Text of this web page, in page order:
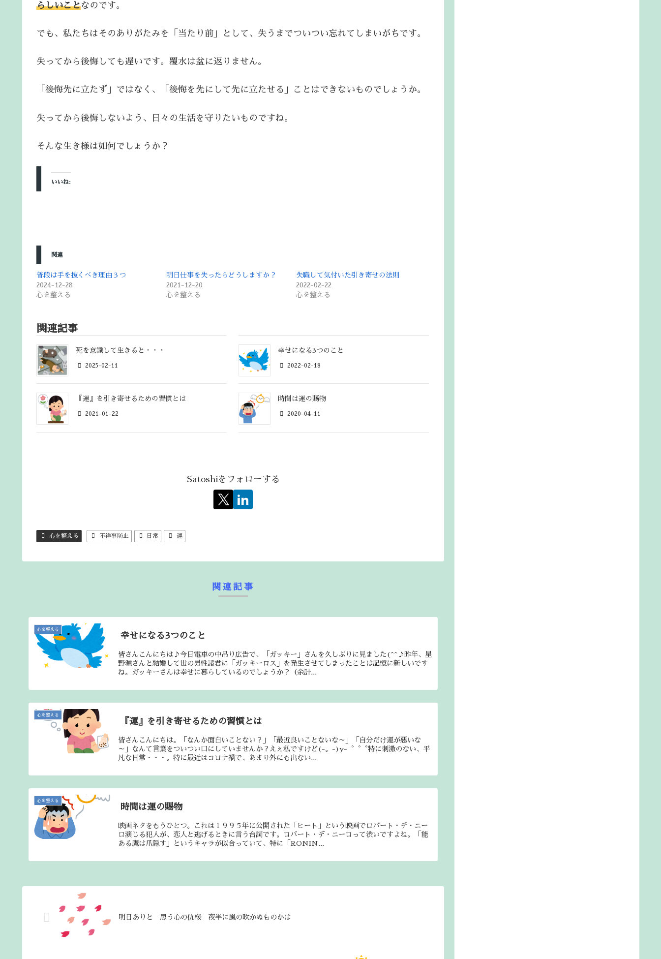
らしいことなのです。
でも、私たちはそのありがたみを「当たり前」として、失うまでついつい忘れてしまいがちです。
失ってから後悔しても遅いです。覆水は盆に返りません。
「後悔先に立たず」ではなく、「後悔を先にして先に立たせる」ことはできないものでしょうか。
失ってから後悔しないよう、日々の生活を守りたいものですね。
そんな生き様は如何でしょうか？
いいね:
関連
普段は手を抜くべき理由３つ
2024-12-28
心を整える
明日仕事を失ったらどうしますか？
2021-12-20
心を整える
失職して気付いた引き寄せの法則
2022-02-22
心を整える
関連記事
死を意識して生きると・・・
2025-02-11
幸せになる3つのこと
2022-02-18
『運』を引き寄せるための習慣とは
2021-01-22
時間は運の賜物
2020-04-11
Satoshiをフォローする
心を整える 不祥事防止 日常 運
関連記事
心を整える
幸せになる3つのこと
皆さんこんにちは♪今日電車の中吊り広告で、「ガッキー」さんを久しぶりに見ました(^^♪昨年、星
野源さんと結婚して世の男性諸君に「ガッキーロス」を発生させてしまったことは記憶に新しいです
ね。ガッキーさんは幸せに暮らしているのでしょうか？（余計...
心を整える
『運』を引き寄せるための習慣とは
皆さんこんにちは。「なんか面白いことない？」「最近良いことないな～」「自分だけ運が悪いな
～」なんて言葉をついつい口にしていませんか？えぇ私ですけど(-。-)y-゜゜゜特に刺激のない、平
凡な日常・・・。特に最近はコロナ禍で、あまり外にも出ない...
心を整える
時間は運の賜物
映画ネタをもうひとつ。これは１９９５年に公開された「ヒート」という映画でロバート・デ・ニー
ロ演じる犯人が、恋人と逃げるときに言う台詞です。ロバート・デ・ニーロって渋いですよね。「能
ある鷹は爪隠す」というキャラが似合っていて、特に「RONIN...
明日ありと 思う心の仇桜 夜半に嵐の吹かぬものかは